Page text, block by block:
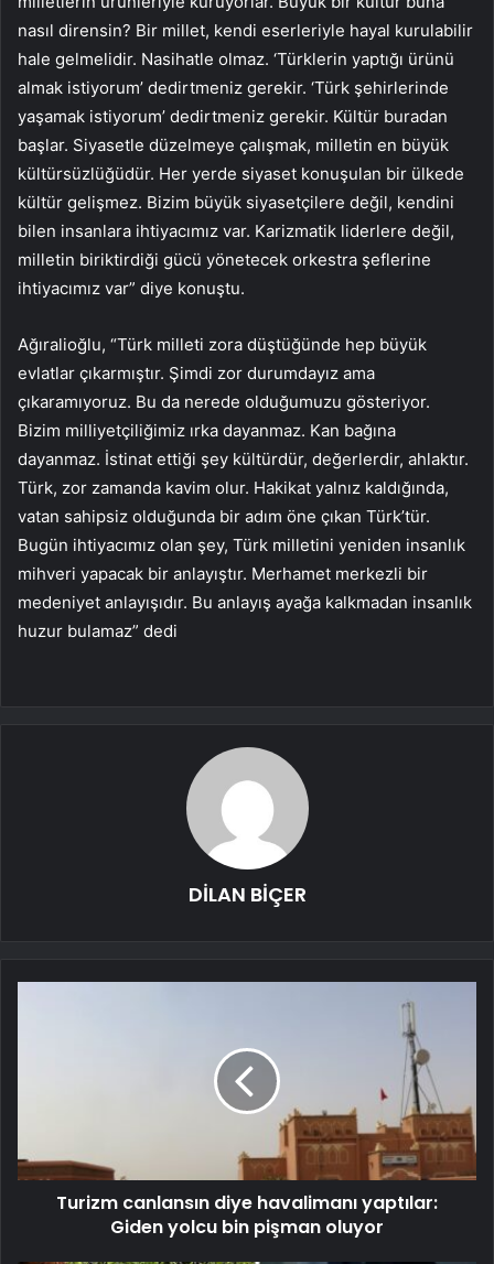
nasıl dirensin? Bir millet, kendi eserleriyle hayal kurulabilir
hale gelmelidir. Nasihatle olmaz. ‘Türklerin yaptığı ürünü
almak istiyorum’ dedirtmeniz gerekir. ‘Türk şehirlerinde
yaşamak istiyorum’ dedirtmeniz gerekir. Kültür buradan
başlar. Siyasetle düzelmeye çalışmak, milletin en büyük
kültürsüzlüğüdür. Her yerde siyaset konuşulan bir ülkede
kültür gelişmez. Bizim büyük siyasetçilere değil, kendini
bilen insanlara ihtiyacımız var. Karizmatik liderlere değil,
milletin biriktirdiği gücü yönetecek orkestra şeflerine
ihtiyacımız var” diye konuştu.
Ağıralioğlu, “Türk milleti zora düştüğünde hep büyük
evlatlar çıkarmıştır. Şimdi zor durumdayız ama
çıkaramıyoruz. Bu da nerede olduğumuzu gösteriyor.
Bizim milliyetçiliğimiz ırka dayanmaz. Kan bağına
dayanmaz. İstinat ettiği şey kültürdür, değerlerdir, ahlaktır.
Türk, zor zamanda kavim olur. Hakikat yalnız kaldığında,
vatan sahipsiz olduğunda bir adım öne çıkan Türk’tür.
Bugün ihtiyacımız olan şey, Türk milletini yeniden insanlık
mihveri yapacak bir anlayıştır. Merhamet merkezli bir
medeniyet anlayışıdır. Bu anlayış ayağa kalkmadan insanlık
huzur bulamaz” dedi
DİLAN BİÇER
Turizm canlansın diye havalimanı yaptılar:
Giden yolcu bin pişman oluyor